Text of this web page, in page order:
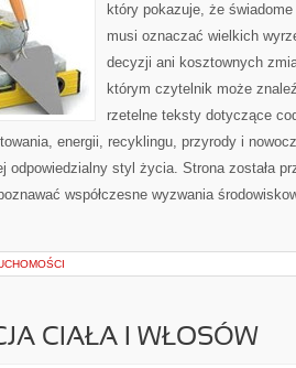
który pokazuje, że
musi oznaczać wielkich
decyzji ani kosztownych
którym czytelnik może
rzetelne teksty dotyczące
energii, recyklingu, przyrody i
odpowiedzialny styl życia. Strona została
współczesne wyzwania
CIAŁA I WŁOSÓW